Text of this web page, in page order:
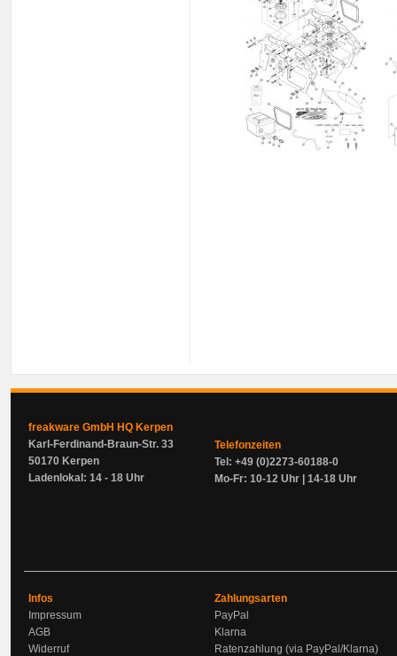
freakware GmbH HQ Kerpen
Karl-Ferdinand-Braun-Str. 33
50170 Kerpen
Ladenlokal: 14 - 18 Uhr
Telefonzeiten
Tel: +49 (0)2273-60188-0
Mo-Fr: 10-12 Uhr | 14-18 Uhr
Infos
Impressum
AGB
Widerruf
Zahlungsarten
PayPal
Klarna
Ratenzahlung (via PayPal/Klarna)